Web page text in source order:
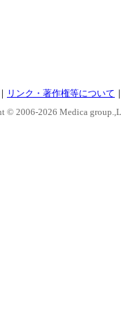
｜ リンク・著作権等について
© 2006-2026 Medica